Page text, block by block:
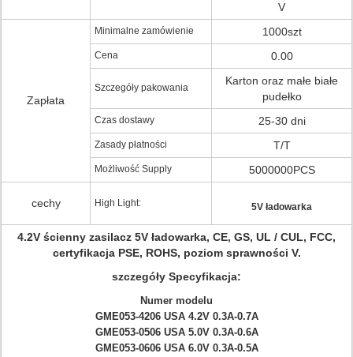
V
Zapłata
Minimalne zamówienie 1000szt
Cena 0.00
Szczegóły pakowania
Karton oraz małe białe
pudełko
Czas dostawy 25-30 dni
Zasady płatności T/T
Możliwość Supply 5000000PCS
cechy High Light: 5V ładowarka
4.2V ścienny zasilacz 5V ładowarka, CE, GS, UL / CUL, FCC,
certyfikacja PSE, ROHS, poziom sprawności V.
szczegóły Specyfikacja:
Numer modelu
GME053-4206 USA 4.2V 0.3A-0.7A
GME053-0506 USA 5.0V 0.3A-0.6A
GME053-0606 USA 6.0V 0.3A-0.5A